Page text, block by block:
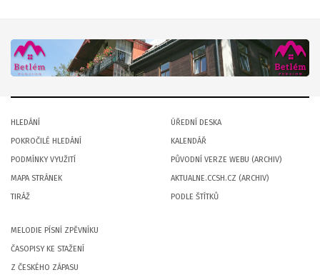
HLEDÁNÍ
POKROČILÉ HLEDÁNÍ
PODMÍNKY VYUŽITÍ
MAPA STRÁNEK
TIRÁŽ
ÚŘEDNÍ DESKA
KALENDÁŘ
PŮVODNÍ VERZE WEBU (ARCHIV)
AKTUALNE.CCSH.CZ (ARCHIV)
PODLE ŠTÍTKŮ
MELODIE PÍSNÍ ZPĚVNÍKU
ČASOPISY KE STAŽENÍ
Z ČESKÉHO ZÁPASU